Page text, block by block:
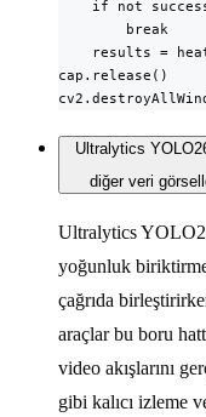
if not
        break
results =
cap.release()
Ultralytics
diğer veri
Ultralytics
yoğunluk
çağrıda
araçlar bu boru
video akışlarını
gibi kalıcı izleme